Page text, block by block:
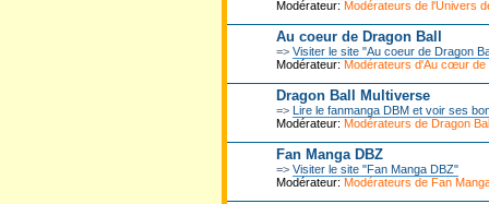
Modérateur: Modérateurs de l'Univers
Au coeur de Dragon Ball
=> Visiter le site "Au coeur de Dragon
Modérateur: Modérateurs d'Au cœur de
Dragon Ball Multiverse
=> Lire le fanmanga DBM et voir ses
Modérateur: Modérateurs de Dragon
Fan Manga DBZ
=> Visiter le site "Fan Manga DBZ"
Modérateur: Modérateurs de Fan